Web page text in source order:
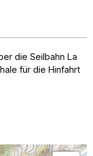
die Seilbahn La
für die Hinfahrt